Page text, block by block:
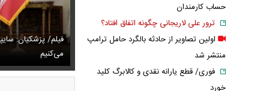
اگر ارز ترجیحی را حذف نمی‌کردیم، قطعاً قحطی
فیلم/ پزشکیان:
می‌کنیم
جدید صابر ابر در فضای مجازی پربازدید شد عکس دیده‌نشده
حساب کارمندان
ترور علی لاریجانی چگونه اتفاق افتاد؟
اولین تصاویر از حادثه بالگرد حامل ترامپ
منتشر شد
فوری/ قطع یارانه نقدی و کالابرگ کلید
خورد